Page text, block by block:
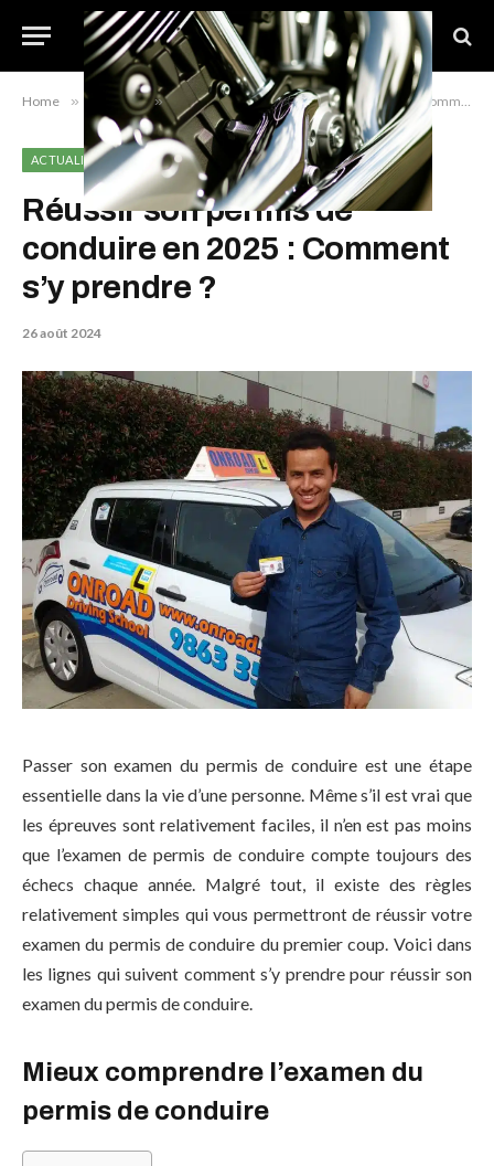
Home » Actualité » Réussir son permis de conduire en 2025 : Comment s’y prendre ?
ACTUALITÉ
Réussir son permis de
conduire en 2025 : Comment
s’y prendre ?
26 août 2024
Passer son examen du permis de conduire est une étape
essentielle dans la vie d’une personne. Même s’il est vrai que
les épreuves sont relativement faciles, il n’en est pas moins
que l’examen de permis de conduire compte toujours des
échecs chaque année. Malgré tout, il existe des règles
relativement simples qui vous permettront de réussir votre
examen du permis de conduire du premier coup. Voici dans
les lignes qui suivent comment s’y prendre pour réussir son
examen du permis de conduire.
Mieux comprendre l’examen du
permis de conduire